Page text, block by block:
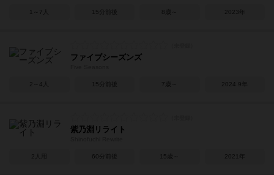
1～7人 15分前後 8歳～ 2023年
ファイブシーズンズ
2～4人 15分前後 7歳～ 2024.9年
紫乃淵リライト
2人用 60分前後 15歳～ 2021年